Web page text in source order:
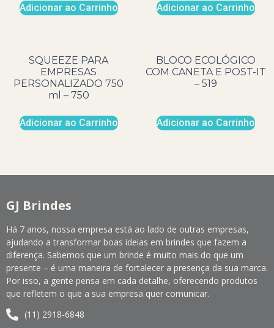
Adicionar ao Carrinho Adicionar ao Carrinho
SQUEEZE PARA
EMPRESAS
PERSONALIZADO 750
ml – 750
Adicionar ao Carrinho
BLOCO ECOLÓGICO
COM CANETA E POST-IT
– 519
Adicionar ao Carrinho
GJ Brindes
Há 7 anos, nossa empresa está ao lado de outras empresas,
ajudando a transformar boas ideias em brindes que fazem a
diferença. Sabemos que um brinde é muito mais do que um
presente – é uma maneira de fortalecer a presença da sua marca.
Por isso, a gente pensa em cada detalhe, oferecendo produtos
que refletem o que a sua empresa quer comunicar.
(11) 2918-6848